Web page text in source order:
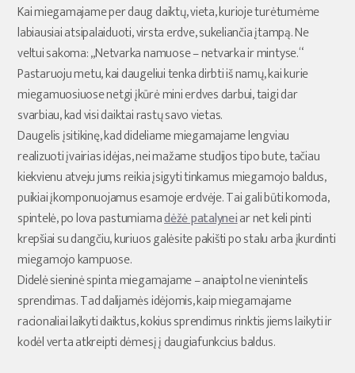
Kai miegamajame per daug daiktų, vieta, kurioje turėtumėme
labiausiai atsipalaiduoti, virsta erdve, sukeliančia įtampą. Ne
veltui sakoma: „Netvarka namuose – netvarka ir mintyse.“
Pastaruoju metu, kai daugeliui tenka dirbti iš namų, kai kurie
miegamuosiuose netgi įkūrė mini erdves darbui, taigi dar
svarbiau, kad visi daiktai rastų savo vietas.
Daugelis įsitikinę, kad dideliame miegamajame lengviau
realizuoti įvairias idėjas, nei mažame studijos tipo bute, tačiau
kiekvienu atveju jums reikia įsigyti tinkamus miegamojo baldus,
puikiai įkomponuojamus esamoje erdvėje. Tai gali būti komoda,
spintelė, po lova pastumiamadėžė patalyneiar net keli pinti
krepšiai su dangčiu, kuriuos galėsite pakišti po stalu arba įkurdinti
miegamojo kampuose.
Didelė sieninė spinta miegamajame – anaiptol ne vienintelis
sprendimas. Tad dalijamės idėjomis, kaip miegamajame
racionaliai laikyti daiktus, kokius sprendimus rinktis jiems laikyti ir
kodėl verta atkreipti dėmesį į daugiafunkcius baldus.